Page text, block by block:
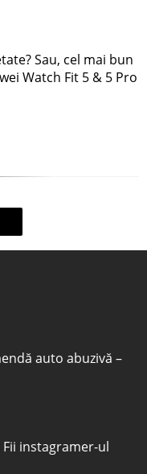
Sau, cel mai bun
Watch Fit 5 & 5 Pro
auto abuzivă –
Fii instagramer-ul